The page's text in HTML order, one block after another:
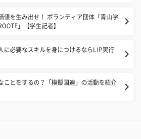
値を生み出せ！ ボランティア団体「青山学
」【学生記者】
に必要なスキルを身につけるならLIP実行
ことをするの？「模擬国連」の活動を紹介